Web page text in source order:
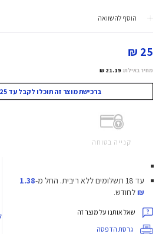
הוסף להשוואה
25 ₪
מחיר באילת: 21.19 ₪
ברכישת מוצר זה תוכלו לקבל עד 25 נקודות מועדון!
קנייה בטוחה
עד 18 תשלומים ללא ריבית. החל מ-1.38
₪לחודש.
שאל אותנו על מוצר זה
גרסת הדפסה